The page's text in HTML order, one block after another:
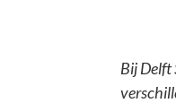
Bij Delft